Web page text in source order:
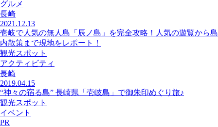
グルメ
長崎
2021.12.13
壱岐で人気の無人島「辰ノ島」を完全攻略！人気の遊覧から島
内散策まで現地をレポート！
観光スポット
アクティビティ
長崎
2019.04.15
“神々の宿る島” 長崎県「壱岐島」で御朱印めぐり旅♪
観光スポット
イベント
PR